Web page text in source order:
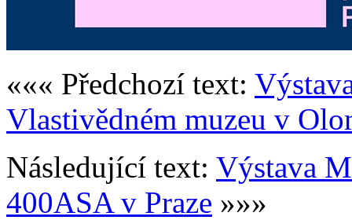
««« Předchozí text:
Vlastivědném muzeu v
Následující text: Výstava
400ASA v Praze »»»